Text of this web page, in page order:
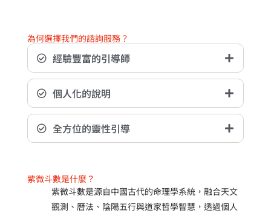
為何選擇我們的諮詢服務？
經驗豐富的引導師
個人化的說明
全方位的靈性引導
紫微斗數是什麼？
紫微斗數是源自中國古代的命理學系統，融合天文
觀測、曆法、陰陽五行與道家哲學智慧，透過個人